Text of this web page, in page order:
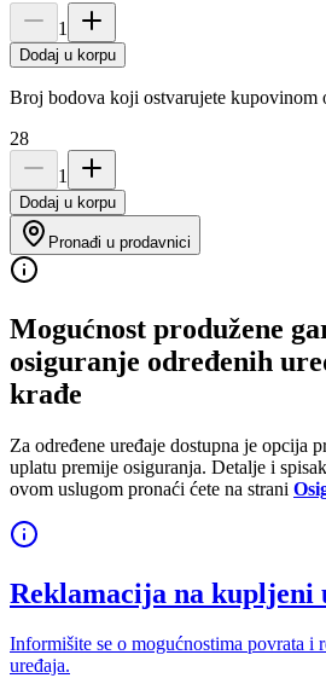
1
Dodaj u korpu
Broj bodova koji ostvarujete kupovinom
28
1
Dodaj u korpu
Pronađi u prodavnici
Mogućnost produžene
osiguranje određenih
krađe
Za određene uređaje dostupna je opcija
uplatu premije osiguranja. Detalje i
ovom uslugom pronaći ćete na strani
Reklamacija na kupljeni
Informišite se o mogućnostima povrata i
uređaja.